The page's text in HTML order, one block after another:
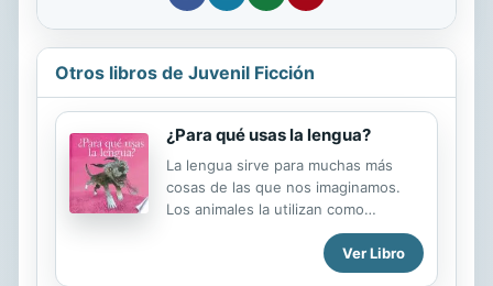
Otros libros de Juvenil Ficción
¿Para qué usas la lengua?
La lengua sirve para muchas más
cosas de las que nos imaginamos.
Los animales la utilizan como
sensores, armas, las usan para cazar,
degustar, oler, comunicarse. Este
libro invita a los más pequeños a
Ver Libro